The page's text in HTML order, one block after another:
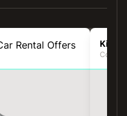
Kia